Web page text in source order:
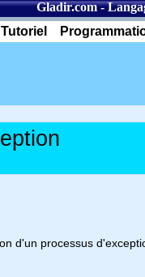
Gladir.com-
Tutoriel
d'un processus